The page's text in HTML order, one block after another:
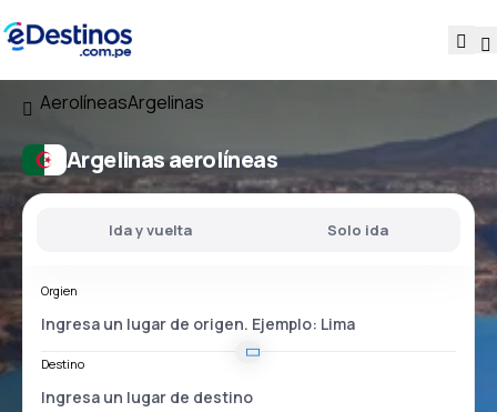
AerolíneasArgelinas
Argelinas aerolíneas
Ida y vuelta Solo ida
Orgien
Destino